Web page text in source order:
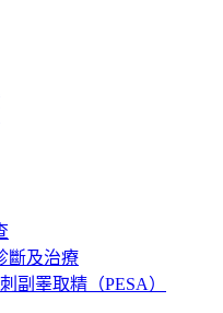
斷及治療
副睪取精（PESA）